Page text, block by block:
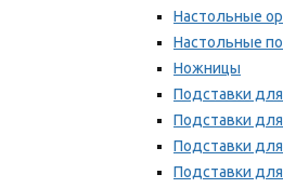
Настольные
Настольные
Ножницы
Подставки
Подставки
Подставки
Подставки